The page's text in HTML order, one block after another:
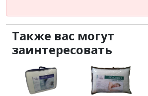
Также вас могут
заинтересовать